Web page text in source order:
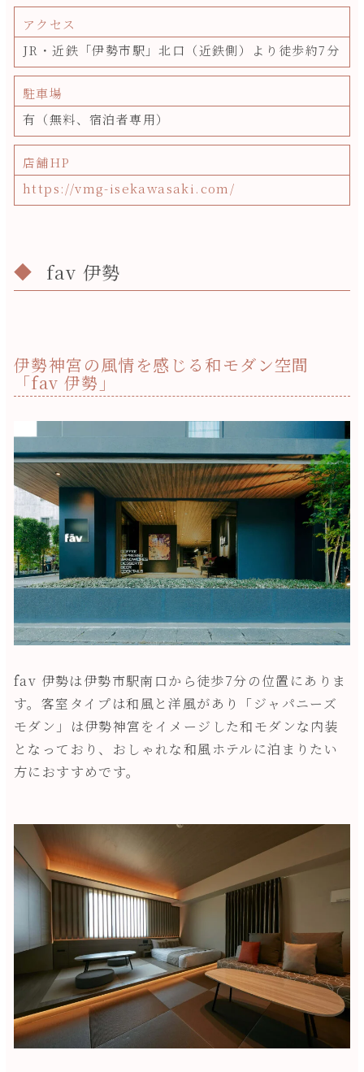
アクセス
JR・近鉄「伊勢市駅」北口（近鉄側）より徒歩約7分
駐車場
有（無料、宿泊者専用）
店舗HP
https://vmg-isekawasaki.com/
fav 伊勢
伊勢神宮の風情を感じる和モダン空間
「fav 伊勢」
fav 伊勢は伊勢市駅南口から徒歩7分の位置にありま
す。客室タイプは和風と洋風があり「ジャパニーズ
モダン」は伊勢神宮をイメージした和モダンな内装
となっており、おしゃれな和風ホテルに泊まりたい
方におすすめです。